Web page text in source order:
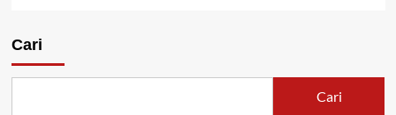
Cari
Cari